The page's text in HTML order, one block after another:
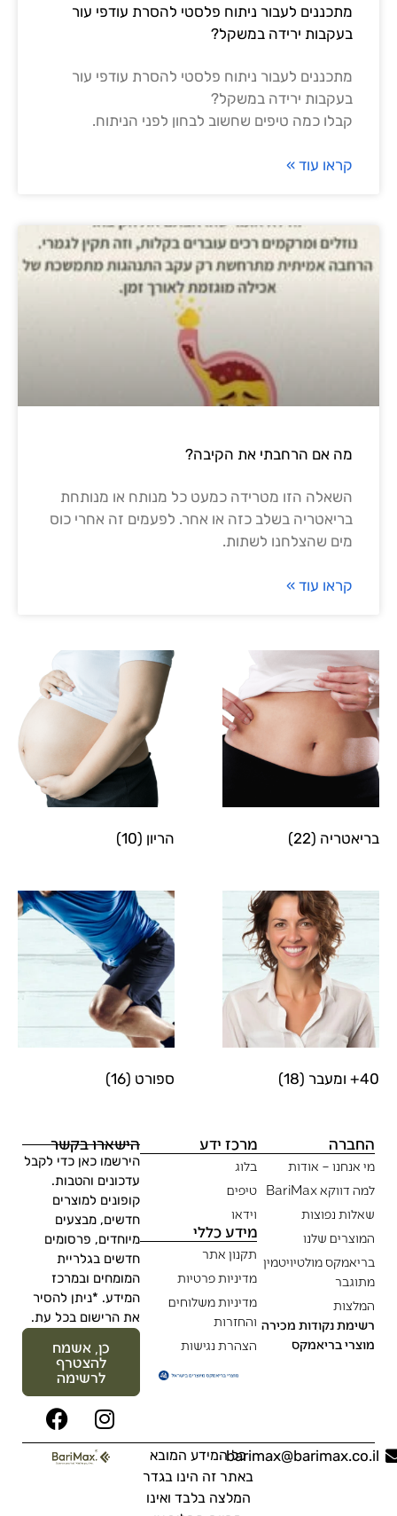
מתכננים לעבור ניתוח פלסטי להסרת עודפי עור
בעקבות ירידה במשקל?
מתכננים לעבור ניתוח פלסטי להסרת עודפי עור
בעקבות ירידה במשקל?
קבלו כמה טיפים שחשוב לבחון לפני הניתוח.
קראו עוד »
מה אם הרחבתי את הקיבה?
השאלה הזו מטרידה כמעט כל מנותח או מנותחת
בריאטריה בשלב כזה או אחר. לפעמים זה אחרי כוס
מים שהצלחנו לשתות.
קראו עוד »
בריאטריה הריון
40+ ומעבר ספורט
החברה
מי אנחנו – אודות
למה דווקא BariMax
שאלות נפוצות
המוצרים שלנו
בריאמקס מולטיויטמין
מתוגבר
המלצות
רשימת נקודות מכירה
מוצרי בריאמקס
מרכז ידע
בלוג
טיפים
וידאו
מידע כללי
תקנון אתר
מדיניות פרטיות
מדיניות משלוחים
והחזרות
הצהרת נגישות
הישארו בקשר
הירשמו כאן כדי לקבל
עדכונים והטבות.
קופונים למוצרים
חדשים, מבצעים
מיוחדים, פרסומים
חדשים בגלריית
המומחים ובמרכז
המידע. *ניתן להסיר
את הרישום בכל עת.
כן, אשמח
להצטרף
לרשימה
barimax@barimax.co.ilכל המידע המובא
באתר זה הינו בגדר
המלצה בלבד ואינו